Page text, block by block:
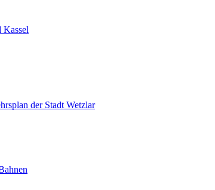
Kassel
der Stadt Wetzlar